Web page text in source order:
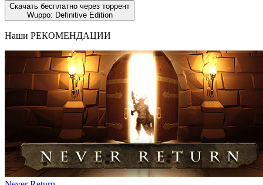
Скачать бесплатно через торрент
Wuppo: Definitive Edition
Наши РЕКОМЕНДАЦИИ